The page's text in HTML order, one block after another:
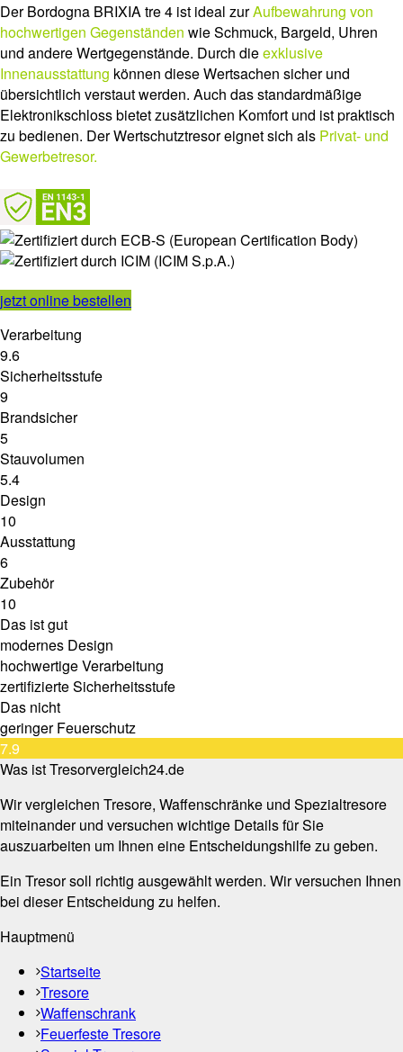
Der Bordogna BRIXIA tre 4 ist ideal zurAufbewahrung von
hochwertigen Gegenständen wie Schmuck, Bargeld, Uhren
und andere Wertgegenstände. Durch dieexklusive
Innenausstattung können diese Wertsachen sicher und
übersichtlich verstaut werden. Auch das standardmäßige
Elektronikschloss bietet zusätzlichen Komfort und ist praktisch
zu bedienen. Der Wertschutztresor eignet sich als Privat- und
Gewerbetresor.
jetzt online bestellen
Verarbeitung
9.6
Sicherheitsstufe
9
Brandsicher
5
Stauvolumen
5.4
Design
10
Ausstattung
6
Zubehör
10
Das ist gut
modernes Design
hochwertige Verarbeitung
zertifizierte Sicherheitsstufe
Das nicht
geringer Feuerschutz
7.9
Was ist Tresorvergleich24.de
Wir vergleichen Tresore, Waffenschränke und Spezialtresore
miteinander und versuchen wichtige Details für Sie
auszuarbeiten um Ihnen eine Entscheidungshilfe zu geben.
Ein Tresor soll richtig ausgewählt werden. Wir versuchen Ihnen
bei dieser Entscheidung zu helfen.
Hauptmenü
Startseite
Tresore
Waffenschrank
Feuerfeste Tresore